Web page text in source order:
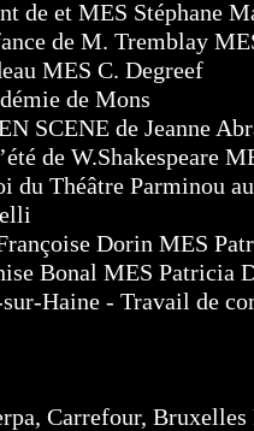
de et MES Stéphane
de M. Tremblay
MES C. Degreef
de Mons
de Jeanne
de W.Shakespeare
Théâtre Parminou
Dorin MES
Bonal MES Patricia
Haine - Travail de
Carrefour,